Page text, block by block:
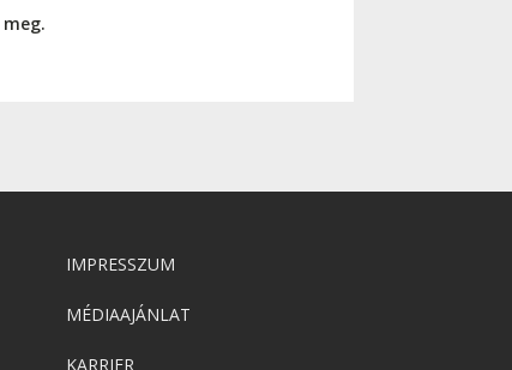
IMPRESSZUM
MÉDIAAJÁNLAT
KARRIER